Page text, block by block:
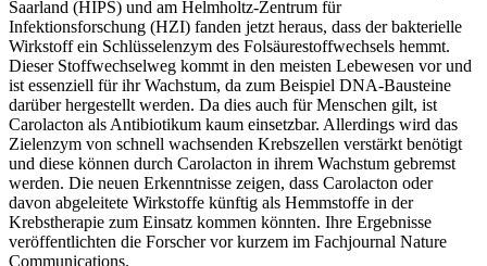
Saarland (HIPS) und am Helmholtz-Zentrum für
Infektionsforschung (HZI) fanden jetzt heraus, dass der bakterielle
Wirkstoff ein Schlüsselenzym des Folsäurestoffwechsels hemmt.
Dieser Stoffwechselweg kommt in den meisten Lebewesen vor und
ist essenziell für ihr Wachstum, da zum Beispiel DNA-Bausteine
darüber hergestellt werden. Da dies auch für Menschen gilt, ist
Carolacton als Antibiotikum kaum einsetzbar. Allerdings wird das
Zielenzym von schnell wachsenden Krebszellen verstärkt benötigt
und diese können durch Carolacton in ihrem Wachstum gebremst
werden. Die neuen Erkenntnisse zeigen, dass Carolacton oder
davon abgeleitete Wirkstoffe künftig als Hemmstoffe in der
Krebstherapie zum Einsatz kommen könnten. Ihre Ergebnisse
veröffentlichten die Forscher vor kurzem im Fachjournal Nature
Communications.